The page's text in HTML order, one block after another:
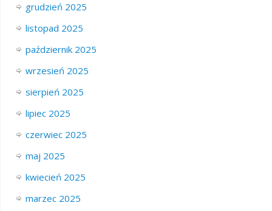
grudzień 2025
listopad 2025
październik 2025
wrzesień 2025
sierpień 2025
lipiec 2025
czerwiec 2025
maj 2025
kwiecień 2025
marzec 2025